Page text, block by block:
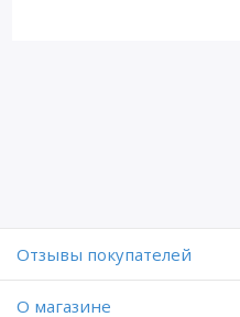
Отзывы покупателей
O магазине